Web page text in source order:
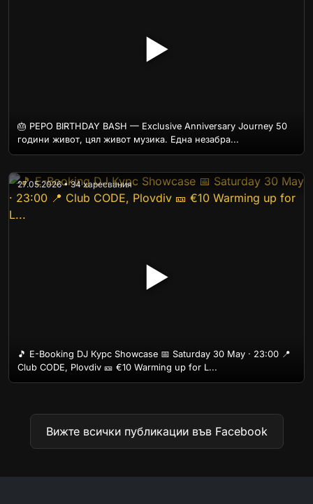
▶
🎂 PEPO BIRTHDAY BASH — Exclusive Anniversary Journey 50
години живот, цял живот музика. Една незабра...
▶
27.05.2026 • 34 харесвания
🎵 E-Booking DJ Курс Showcase 📅 Saturday 30 May · 23:00 📍
Club CODE, Plovdiv 🎫 €10 Warming up for L...
Вижте всички публикации във Facebook